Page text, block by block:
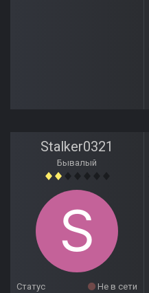
Stalker0321
Бывалый
Статус
Не в сети